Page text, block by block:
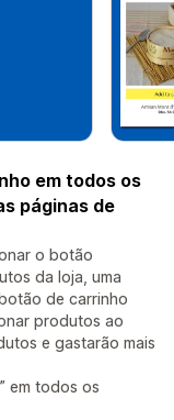
em todos os
páginas de
o botão
da loja, uma
de carrinho
produtos ao
e gastarão mais
em todos os